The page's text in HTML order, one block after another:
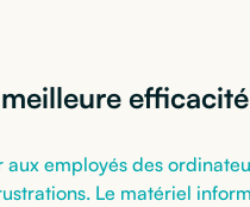
efficacité
aux employés des
Le matériel